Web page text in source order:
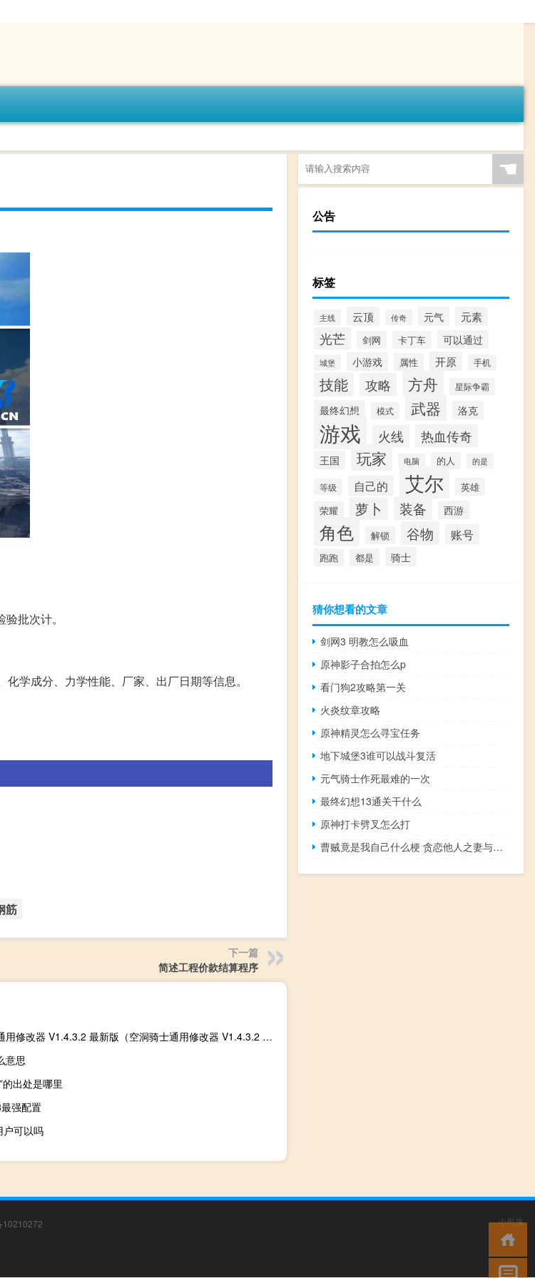
批次计。
化学成分、力学性能、厂家、出厂日期等信息。
筋
下一篇
简述工程价款结算程序
空洞骑士通用修改器 V1.4.3.2 最新版（空洞骑士通用修改器 V1.4.3.2 最新版功能简介）
意思
的出处是哪里
强配置
户可以吗
☚
公告
标签
主线 云顶 传奇 元气 元素
光芒 剑网 卡丁车 可以通过
城堡 小游戏 属性 开原 手机
技能 攻略 方舟 星际争霸
最终幻想 模式 武器 洛克
游戏 火线 热血传奇
王国 玩家 电脑 的人 的是
等级 自己的 艾尔
英雄
荣耀
萝卜 装备 西游
角色 解锁 谷物 账号
跑跑 都是 骑士
猜你想看的文章
剑网3 明教怎么吸血
原神影子合拍怎么p
看门狗2攻略第一关
火炎纹章攻略
原神精灵怎么寻宝任务
地下城堡3谁可以战斗复活
元气骑士作死最难的一次
最终幻想13通关干什么
原神打卡劈叉怎么打
曹贼竟是我自己什么梗 贪恋他人之妻与曹贼何异什么梗
10210272
小男孩